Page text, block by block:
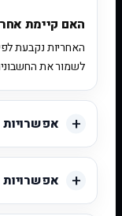
האם קיימת
האחריות נקבעת
לשמור את